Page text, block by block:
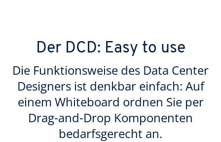
Der DCD: Easy to use
Die Funktionsweise des Data Center
Designers ist denkbar einfach: Auf
einem Whiteboard ordnen Sie per
Drag-and-Drop Komponenten
bedarfsgerecht an.